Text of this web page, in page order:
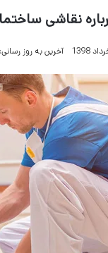
نقاشی
آخرین به روز رسانی: 11 شهریور 1403